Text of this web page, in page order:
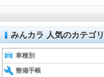
みんカラ 人気のカテゴリ
車種別
整備手帳